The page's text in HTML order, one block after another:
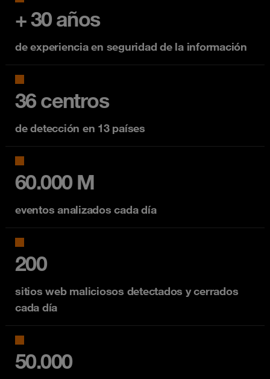
+ 30 años
de experiencia en seguridad de la información
36 centros
de detección en 13 países
60.000 M
eventos analizados cada día
200
sitios web maliciosos detectados y cerrados
cada día
50.000